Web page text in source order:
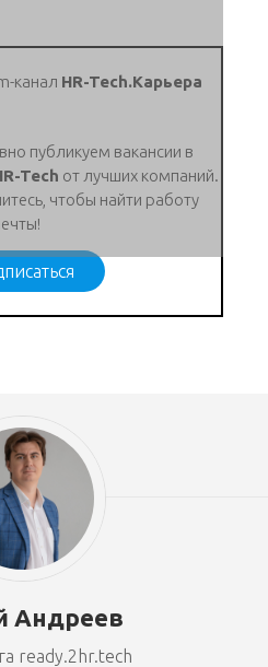
канал HR-Tech.Карьера
публикуем вакансии в
Tech от лучших компаний.
чтобы найти работу
Андреев
ready.2hr.tech